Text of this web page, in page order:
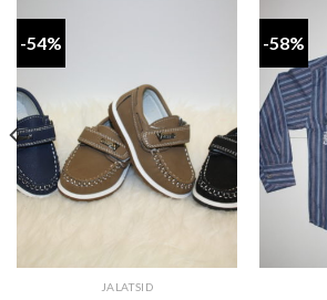
-54%
JALATSID
-58%